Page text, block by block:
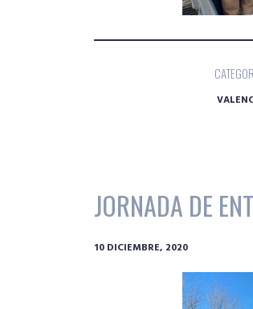
JORNADA DE
10 DICIEMBRE, 2020